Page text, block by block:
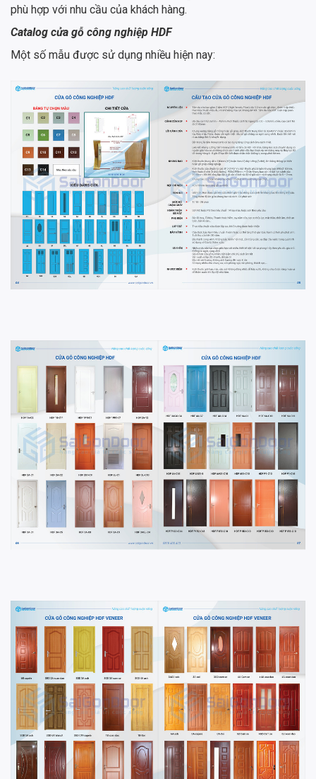
phù hợp với nhu cầu của khách hàng.
Catalog cửa gỗ công nghiệp HDF
Một số mẫu được sử dụng nhiều hiện nay: